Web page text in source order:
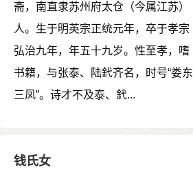
斋，南直隶苏州府太仓（今属江苏）
人。生于明英宗正统元年，卒于孝宗
弘治九年，年五十九岁。性至孝，嗜
书籍，与张泰、陆釴齐名，时号“娄东
三凤”。诗才不及泰、釴...
钱氏女